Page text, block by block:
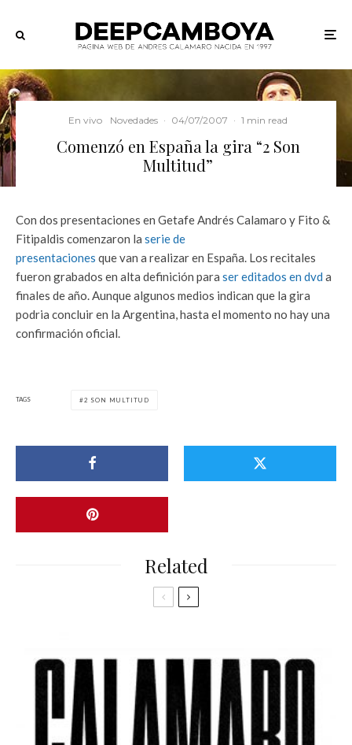
En vivo Novedades · 04/07/2007 · 1 min read
Comenzó en España la gira “2 Son
Multitud”
Con dos presentaciones en Getafe Andrés Calamaro y Fito &
Fitipaldis comenzaron la serie de
presentaciones que van a realizar en España. Los recitales
fueron grabados en alta definición para ser editados en dvd a
finales de año. Aunque algunos medios indican que la gira
podria concluir en la Argentina, hasta el momento no hay una
confirmación oficial.
TAGS 2 SON MULTITUD
Related